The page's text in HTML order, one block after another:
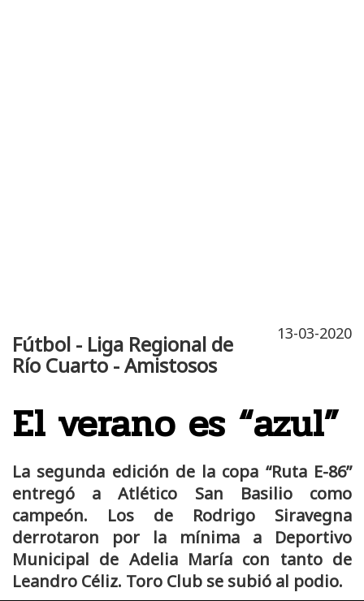
Fútbol - Liga Regional de
Río Cuarto - Amistosos
13-03-2020
El verano es “azul”
La segunda edición de la copa “Ruta E-86”
entregó a Atlético San Basilio como
campeón. Los de Rodrigo Siravegna
derrotaron por la mínima a Deportivo
Municipal de Adelia María con tanto de
Leandro Céliz. Toro Club se subió al podio.